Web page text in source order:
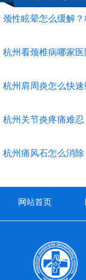
颈性眩晕怎么缓解
杭州看颈椎病哪家
杭州肩周炎怎么快
杭州关节炎疼痛难
杭州痛风石怎么消
网站首页